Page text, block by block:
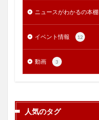
ニュースがわかるの本棚
イベント情報 12
動画 3
人気のタグ